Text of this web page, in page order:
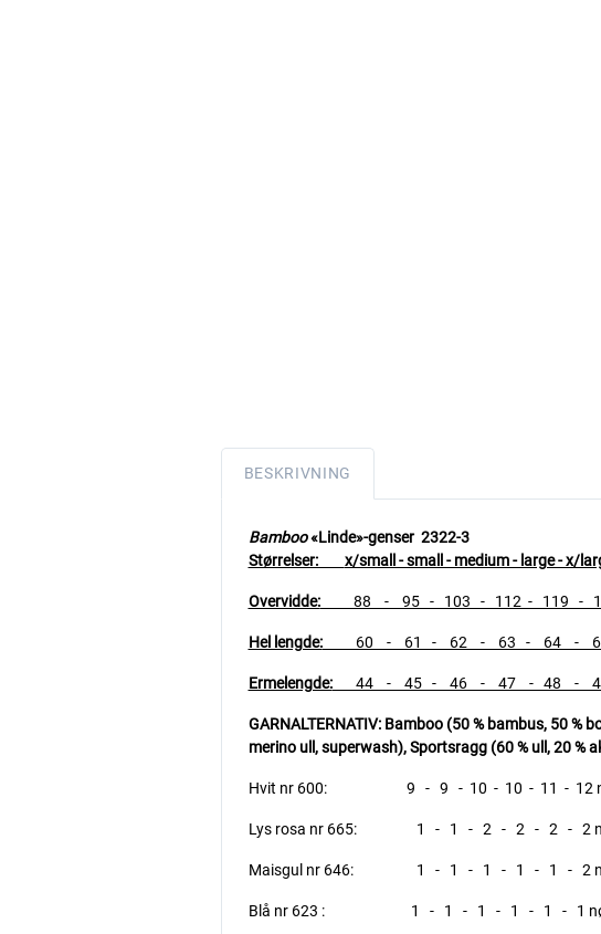
BESKRIVNING
Bamboo«Linde»-genser 2322-3
Størrelser: x/small - small - medium - large - x/
Overvidde:88 - 95 - 103 - 112 - 119 -
Hel lengde:60 - 61 - 62 - 63 - 64 - 65
Ermelengde:44 - 45 - 46 - 47 - 48 - 49
GARNALTERNATIV: Bamboo (50 % bambus, 50 %
merino ull, superwash),Sportsragg (60 % ull, 20 %
Hvit nr 600: 9 - 9 - 10 - 10 - 11 - 12
Lys rosa nr 665: 1 - 1 - 2 - 2 - 2 - 2
Maisgul nr 646: 1 - 1 - 1 - 1 - 1 - 2
Blå nr 623 : 1 - 1 - 1 - 1 - 1 - 1